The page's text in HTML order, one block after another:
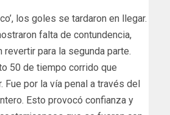
los goles se tardaron en llegar.
falta de contundencia,
revertir para la segunda parte.
50 de tiempo corrido que
Fue por la vía penal a través del
Esto provocó confianza y